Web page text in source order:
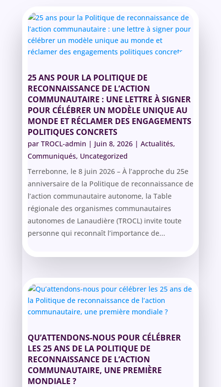
25 ANS POUR LA POLITIQUE DE
RECONNAISSANCE DE L’ACTION
COMMUNAUTAIRE : UNE LETTRE À SIGNER
POUR CÉLÉBRER UN MODÈLE UNIQUE AU
MONDE ET RÉCLAMER DES ENGAGEMENTS
POLITIQUES CONCRETS
par TROCL-admin | Juin 8, 2026| Actualités,
Communiqués, Uncategorized
Terrebonne, le 8 juin 2026 – À l’approche du 25e
anniversaire de la Politique de reconnaissance de
l’action communautaire autonome, la Table
régionale des organismes communautaires
autonomes de Lanaudière (TROCL) invite toute
personne qui reconnaît l’importance de...
QU’ATTENDONS-NOUS POUR CÉLÉBRER
LES 25 ANS DE LA POLITIQUE DE
RECONNAISSANCE DE L’ACTION
COMMUNAUTAIRE, UNE PREMIÈRE
MONDIALE ?